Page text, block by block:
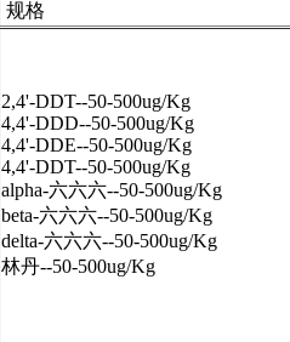
规格
2,4'-DDT--50-500ug/Kg
4,4'-DDD--50-500ug/Kg
4,4'-DDE--50-500ug/Kg
4,4'-DDT--50-500ug/Kg
alpha-六六六--50-500ug/Kg
beta-六六六--50-500ug/Kg
delta-六六六--50-500ug/Kg
林丹--50-500ug/Kg